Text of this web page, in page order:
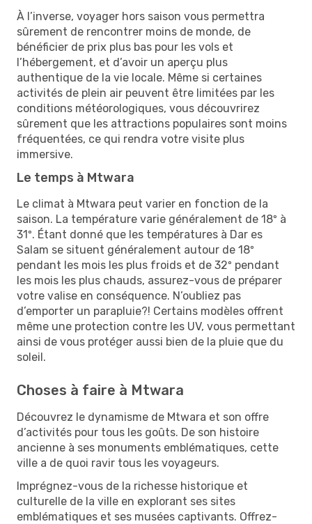
À l’inverse, voyager hors saison vous permettra
sûrement de rencontrer moins de monde, de
bénéficier de prix plus bas pour les vols et
l’hébergement, et d’avoir un aperçu plus
authentique de la vie locale. Même si certaines
activités de plein air peuvent être limitées par les
conditions météorologiques, vous découvrirez
sûrement que les attractions populaires sont moins
fréquentées, ce qui rendra votre visite plus
immersive.
Le temps à Mtwara
Le climat à Mtwara peut varier en fonction de la
saison. La température varie généralement de 18º à
31º. Étant donné que les températures à Dar es
Salam se situent généralement autour de 18º
pendant les mois les plus froids et de 32º pendant
les mois les plus chauds, assurez-vous de préparer
votre valise en conséquence. N’oubliez pas
d’emporter un parapluie?! Certains modèles offrent
même une protection contre les UV, vous permettant
ainsi de vous protéger aussi bien de la pluie que du
soleil.
Choses à faire à Mtwara
Découvrez le dynamisme de Mtwara et son offre
d’activités pour tous les goûts. De son histoire
ancienne à ses monuments emblématiques, cette
ville a de quoi ravir tous les voyageurs.
Imprégnez-vous de la richesse historique et
culturelle de la ville en explorant ses sites
emblématiques et ses musées captivants. Offrez-